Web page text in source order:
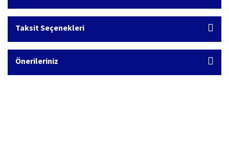
Taksit Seçenekleri
Önerileriniz